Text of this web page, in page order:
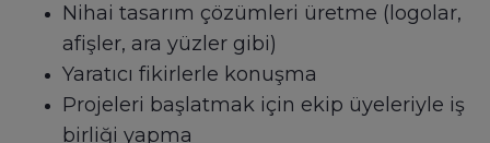
Nihai tasarım çözümleri üretme (logolar,
afişler, ara yüzler gibi)
Yaratıcı fikirlerle konuşma
Projeleri başlatmak için ekip üyeleriyle iş
birliği yapma